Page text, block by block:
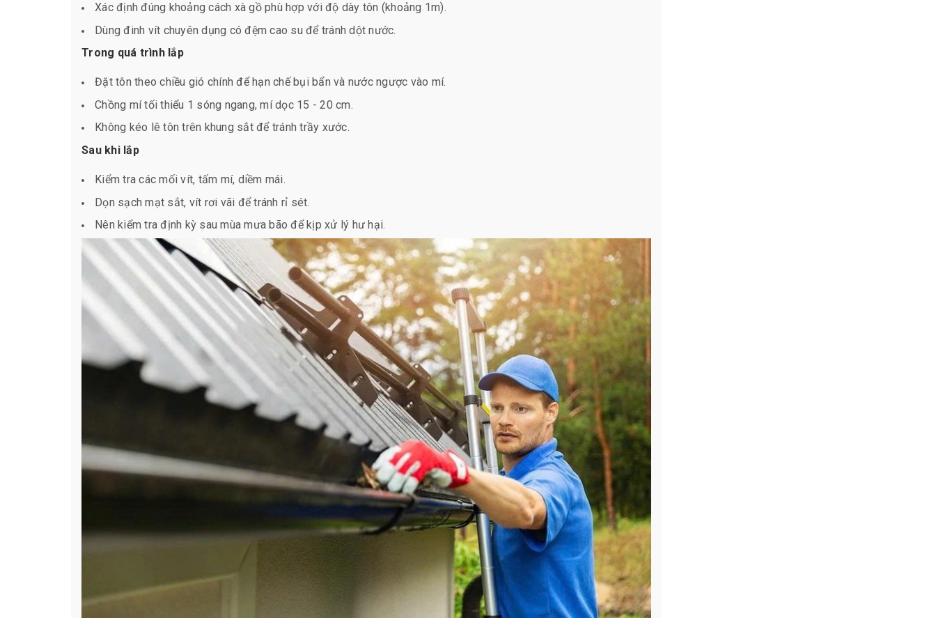
Xác định đúng khoảng cách xà gồ phù hợp với độ dày tôn (khoảng 1m).
Dùng đinh vít chuyên dụng có đệm cao su để tránh dột nước.
Trong quá trình lắp
Đặt tôn theo chiều gió chính để hạn chế bụi bẩn và nước ngược vào mí.
Chồng mí tối thiểu 1 sóng ngang, mí dọc 15 - 20 cm.
Không kéo lê tôn trên khung sắt để tránh trầy xước.
Sau khi lắp
Kiểm tra các mối vít, tấm mí, diềm mái.
Dọn sạch mạt sắt, vít rơi vãi để tránh rỉ sét.
Nên kiểm tra định kỳ sau mùa mưa bão để kịp xử lý hư hại.